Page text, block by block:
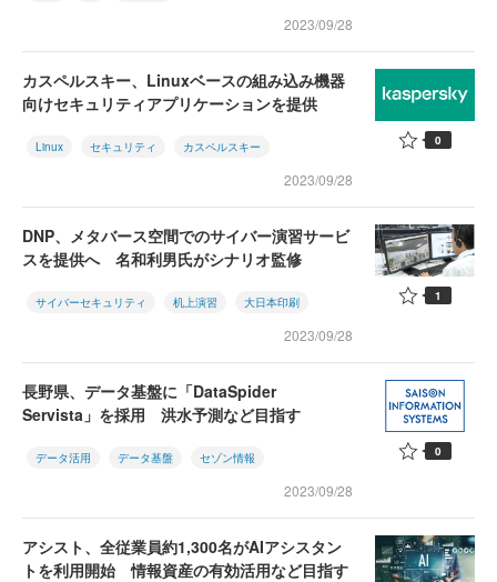
2023/09/28
カスペルスキー、Linuxベースの組み込み機器
向けセキュリティアプリケーションを提供
Linux セキュリティ カスペルスキー
2023/09/28
0
DNP、メタバース空間でのサイバー演習サービ
スを提供へ 名和利男氏がシナリオ監修
サイバーセキュリティ 机上演習 大日本印刷
2023/09/28
1
長野県、データ基盤に「DataSpider
Servista」を採用 洪水予測など目指す
データ活用 データ基盤 セゾン情報
2023/09/28
0
アシスト、全従業員約1,300名がAIアシスタン
トを利用開始 情報資産の有効活用など目指す